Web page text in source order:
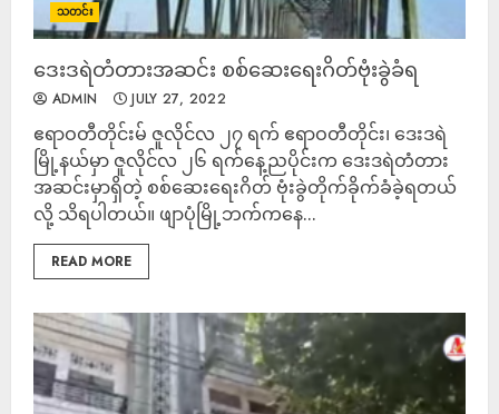
သတင်း
ဒေးဒရဲတံတားအဆင်း စစ်ဆေးရေးဂိတ်ဗုံးခွဲခံရ
ADMIN JULY 27, 2022
ဧရာဝတီတိုင်းမ် ဇူလိုင်လ ၂၇ ရက် ဧရာဝတီတိုင်း၊ ဒေးဒရဲ
မြို့နယ်မှာ ဇူလိုင်လ ၂၆ ရက်နေ့ညပိုင်းက ဒေးဒရဲတံတား
အဆင်းမှာရှိတဲ့ စစ်ဆေးရေးဂိတ် ဗုံးခွဲတိုက်ခိုက်ခံခဲ့ရတယ်
လို့ သိရပါတယ်။ ဖျာပုံမြို့ဘက်ကနေ...
READ MORE